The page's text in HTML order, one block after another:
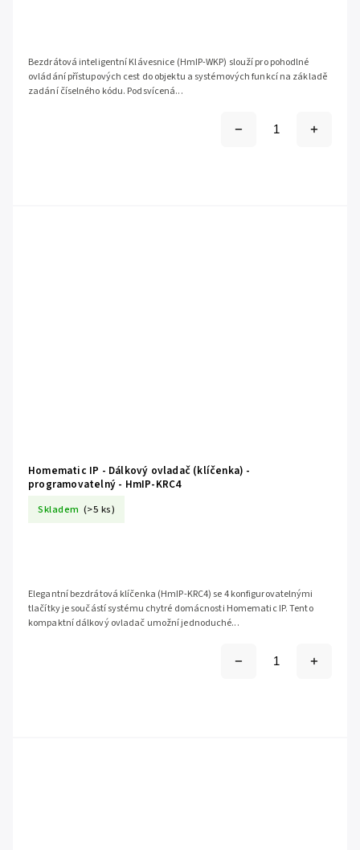
Bezdrátová inteligentní Klávesnice (HmIP-WKP) slouží pro pohodlné
ovládání přístupových cest do objektu a systémových funkcí na základě
zadání číselného kódu. Podsvícená...
Homematic IP - Dálkový ovladač (klíčenka) -
programovatelný - HmIP-KRC4
Skladem (>5 ks)
Elegantní bezdrátová klíčenka (HmIP-KRC4) se 4 konfigurovatelnými
tlačítky je součástí systému chytré domácnosti Homematic IP. Tento
kompaktní dálkový ovladač umožní jednoduché...